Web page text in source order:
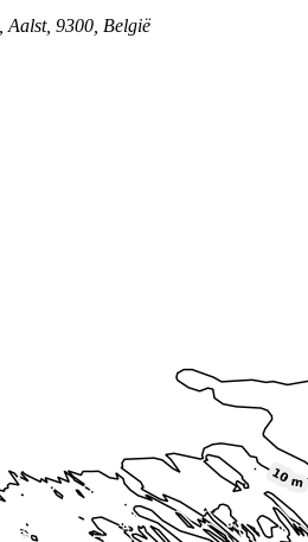
Aalst, 9300 België